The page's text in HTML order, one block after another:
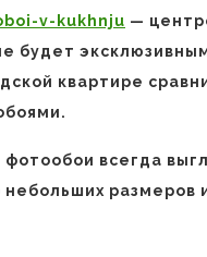
v-kukhnju —
будет
квартире
всегда
размеров